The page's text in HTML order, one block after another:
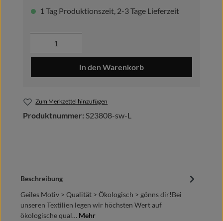
1 Tag Produktionszeit, 2-3 Tage Lieferzeit
Produkt Anzahl: Gib den gewünschten
In den Warenkorb
Zum Merkzettel hinzufügen
Produktnummer: S23808-sw-L
Beschreibung
Geiles Motiv > Qualität > Ökologisch > gönns dir!Bei
unseren Textilien legen wir höchsten Wert auf
ökologische qual… Mehr